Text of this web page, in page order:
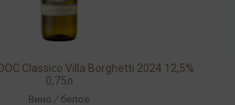
Classico Villa Borghetti 2024 12,5%
0,75л
Вино / белое